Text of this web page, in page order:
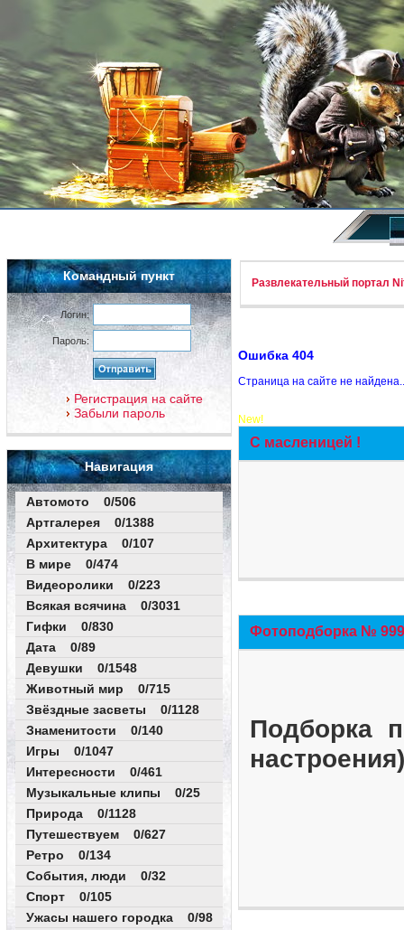
Командный пункт
Логин:
Пароль:
Регистрация на сайте
Забыли пароль
Навигация
Автомото 0/506
Артгалерея 0/1388
Архитектура 0/107
В мире 0/474
Видеоролики 0/223
Всякая всячина 0/3031
Гифки 0/830
Дата 0/89
Девушки 0/1548
Животный мир 0/715
Звёздные засветы 0/1128
Знаменитости 0/140
Игры 0/1047
Интересности 0/461
Музыкальные клипы 0/25
Природа 0/1128
Путешествуем 0/627
Ретро 0/134
События, люди 0/32
Спорт 0/105
Ужасы нашего городка 0/98
Развлекательный портал
Ошибка 404
Страница на сайте не
New!
С масленицей !
Фотоподборка №
Подборка